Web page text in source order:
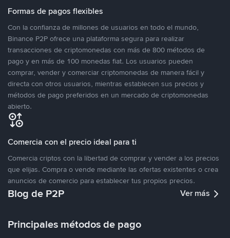
Formas de pagos flexibles
Con la confianza de millones de usuarios en todo el mundo,
Binance P2P ofrece una plataforma segura para realizar
transacciones de criptomonedas con más de 800 métodos de
pago y en más de 100 monedas fiat. Los usuarios pueden
comprar, vender y comerciar criptomonedas de manera fácil y
directa con otros usuarios, mientras establecen sus precios y
métodos de pago preferidos en un mercado de criptomonedas
abierto.
Comercia con el precio ideal para ti
Comercia criptos con la libertad de comprar y vender a los precios
que elijas. Compra o vende mediante las ofertas existentes o crea
anuncios de comercio para establecer tus propios precios.
Blog de P2P Ver más
Principales métodos de pago